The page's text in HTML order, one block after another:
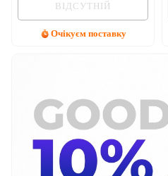
ВІДСУТНІЙ
Очікуєм поставку